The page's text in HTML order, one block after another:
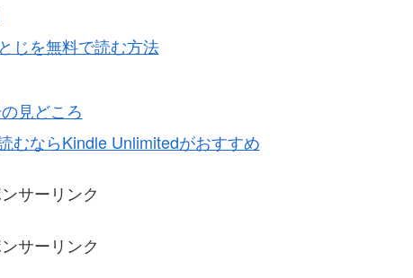
じを無料で読む方法
見どころ
むならKindle Unlimitedがおすすめ
サーリンク
サーリンク